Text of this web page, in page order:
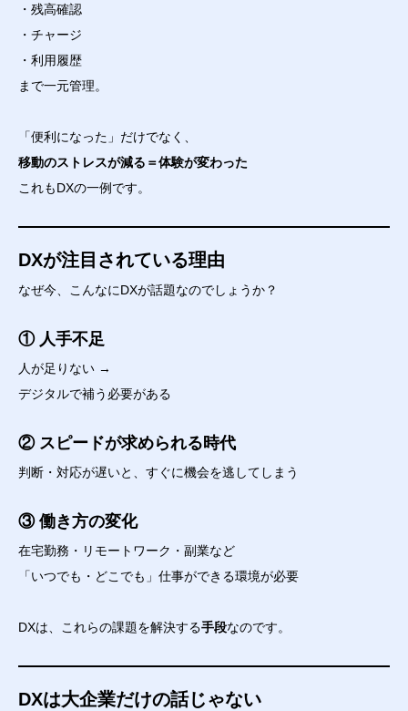
・残高確認
・チャージ
・利用履歴
まで一元管理。
「便利になった」だけでなく、
移動のストレスが減る＝体験が変わった
これもDXの一例です。
DXが注目されている理由
なぜ今、こんなにDXが話題なのでしょうか？
① 人手不足
人が足りない →
デジタルで補う必要がある
② スピードが求められる時代
判断・対応が遅いと、すぐに機会を逃してしまう
③ 働き方の変化
在宅勤務・リモートワーク・副業など
「いつでも・どこでも」仕事ができる環境が必要
DXは、これらの課題を解決する手段なのです。
DXは大企業だけの話じゃない